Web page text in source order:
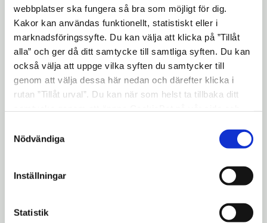
webbplatser ska fungera så bra som möjligt för dig.
Kakor kan användas funktionellt, statistiskt eller i
marknadsföringssyfte. Du kan välja att klicka på ”Tillåt
alla” och ger då ditt samtycke till samtliga syften. Du kan
också välja att uppge vilka syften du samtycker till
genom att välja dessa här nedan och därefter klicka i
rutan ”Tillåt urval”. Du kan när som helst ta tillbaka ditt
"Visa detaljer" kan du läsa om hur kakorna används och
hur vi och våra leverantörer inhämtar och behandlar
Nödvändiga
Inställningar
Statistik
Hälso- och sjukvårdspersonal.
Omsorgspersonal på SÄBO eller
hemtjänst samt personal på LSS-
boenden.
Personer som får symtom efter resa i
Dessa personer rekommenderas inte att
testa sig efter 1 november
fullvaccinerade eller har haft